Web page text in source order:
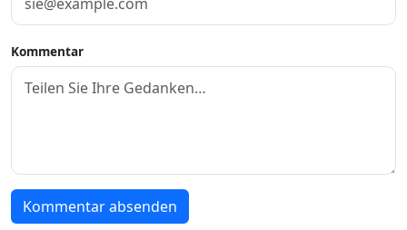
Kommentar
Kommentar absenden